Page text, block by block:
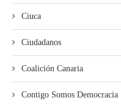
Ciuca
Ciudadanos
Coalición Canaria
Contigo Somos Democracia